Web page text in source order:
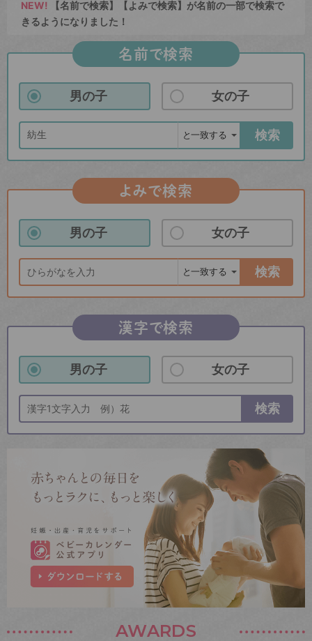
NEW! 【名前で検索】【よみで検索】が名前の一部で検索で
きるようになりました！
名前で検索
男の子 女の子
検索
よみで検索
男の子 女の子
検索
漢字で検索
男の子 女の子
検索
AWARDS